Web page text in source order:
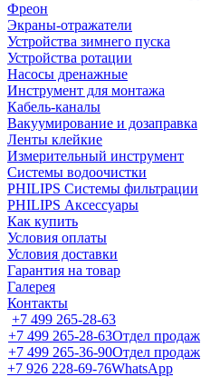
Фреон
Экраны-отражатели
Устройства зимнего пуска
Устройства ротации
Насосы дренажные
Инструмент для монтажа
Кабель-каналы
Вакуумирование и дозаправка
Ленты клейкие
Измерительный инструмент
Системы водоочистки
PHILIPS Системы фильтрации
PHILIPS Аксессуары
Как купить
Условия оплаты
Условия доставки
Гарантия на товар
Галерея
Контакты
+7 499 265-28-63
+7 499 265-28-63Отдел продаж
+7 499 265-36-90Отдел продаж
+7 926 228-69-76WhatsApp